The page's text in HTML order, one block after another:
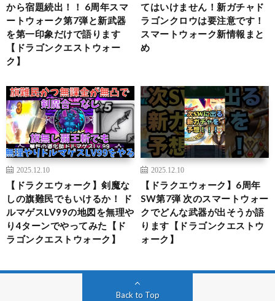
から宿題続出！！ 6周年スマ
ートウォーク第7弾と新武器
を第一印象だけで語ります
【ドラゴンクエストウォー
ク】
てはいけません！新ガチャド
ラゴンクロウは要注意です！
スマートウォーク新情報まと
め
2025.12.10
【ドラクエウォーク】剣魔な
しの旗難民でもいけるか！ ド
ルマゲスLV99の地図を無理や
り4ターンでやってみた【ド
ラゴンクエストウォーク】
2025.12.10
【ドラクエウォーク】6周年
SW第7弾 次のスマートウォー
クでどんな武器が出そうか語
ります【ドラゴンクエストウ
ォーク】
Back to Top